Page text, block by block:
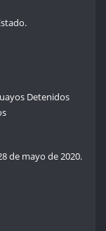
Detenidos
de mayo de 2020.